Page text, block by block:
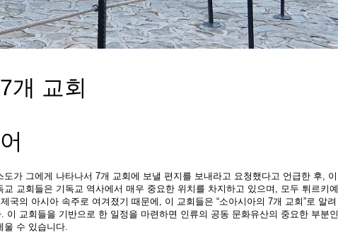
개 교회
가 그에게 나타나서 7개 교회에 보낼 편지를 보내라고 요청했다고 언급한 후, 이
교회들은 기독교 역사에서 매우 중요한 위치를 차지하고 있으며, 모두 튀르키예
의 아시아 속주로 여겨졌기 때문에, 이 교회들은 “소아시아의 7개 교회”로 알려
교회들을 기반으로 한 일정을 마련하면 인류의 공동 문화유산의 중요한 부분인
울 수 있습니다.